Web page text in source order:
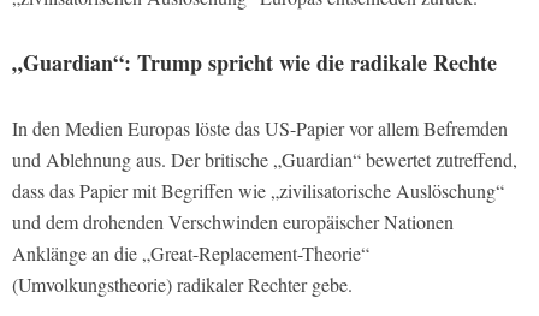
„Guardian“: Trump spricht wie die radikale Rechte
In den Medien Europas löste das US-Papier vor allem Befremden
und Ablehnung aus. Der britische „Guardian“ bewertet zutreffend,
dass das Papier mit Begriffen wie „zivilisatorische Auslöschung“
und dem drohenden Verschwinden europäischer Nationen
Anklänge an die „Great-Replacement-Theorie“
(Umvolkungstheorie) radikaler Rechter gebe.